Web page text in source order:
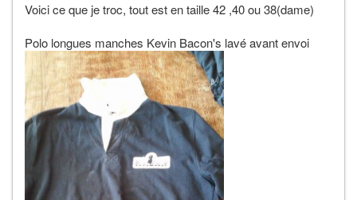
Voici ce que je troc, tout est en taille 42 ,40 ou 38(dame)
Polo longues manches Kevin Bacon's lavé avant envoi